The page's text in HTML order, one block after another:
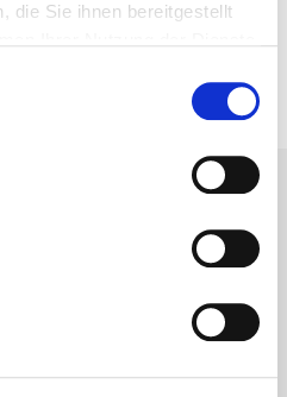
die Sie ihnen bereitgestellt